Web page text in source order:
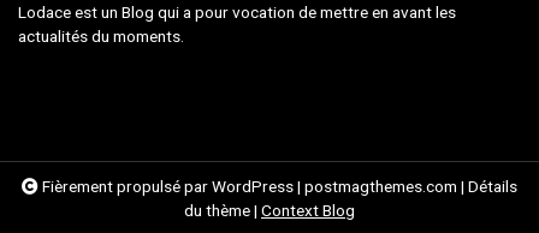
Lodace est un Blog qui a pour vocation de mettre en avant les
actualités du moments.
Fièrement propulsé par WordPress| postmagthemes.com | Détails
du thème| Context Blog